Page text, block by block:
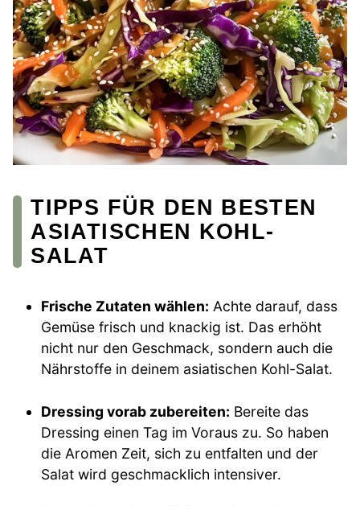
TIPPS FÜR DEN BESTEN
ASIATISCHEN KOHL-
SALAT
Frische Zutaten wählen: Achte darauf, dass
Gemüse frisch und knackig ist. Das erhöht
nicht nur den Geschmack, sondern auch die
Nährstoffe in deinem asiatischen Kohl-Salat.
Dressing vorab zubereiten: Bereite das
Dressing einen Tag im Voraus zu. So haben
die Aromen Zeit, sich zu entfalten und der
Salat wird geschmacklich intensiver.